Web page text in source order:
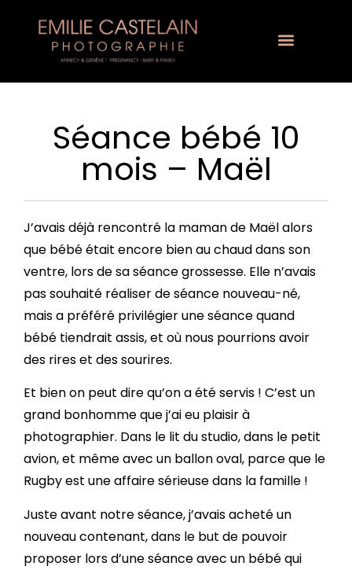
Séance bébé 10
mois – Maël
J’avais déjà rencontré la maman de Maël alors
que bébé était encore bien au chaud dans son
ventre, lors de sa séance grossesse. Elle n’avais
pas souhaité réaliser de séance nouveau-né,
mais a préféré privilégier une séance quand
bébé tiendrait assis, et où nous pourrions avoir
des rires et des sourires.
Et bien on peut dire qu’on a été servis ! C’est un
grand bonhomme que j’ai eu plaisir à
photographier. Dans le lit du studio, dans le petit
avion, et même avec un ballon oval, parce que le
Rugby est une affaire sérieuse dans la famille !
Juste avant notre séance, j’avais acheté un
nouveau contenant, dans le but de pouvoir
proposer lors d’une séance avec un bébé qui